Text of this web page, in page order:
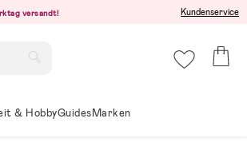
versandt! Kundenservice
& HobbyGuidesMarken